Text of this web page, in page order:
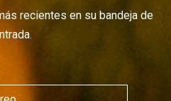
recientes en su bandeja de